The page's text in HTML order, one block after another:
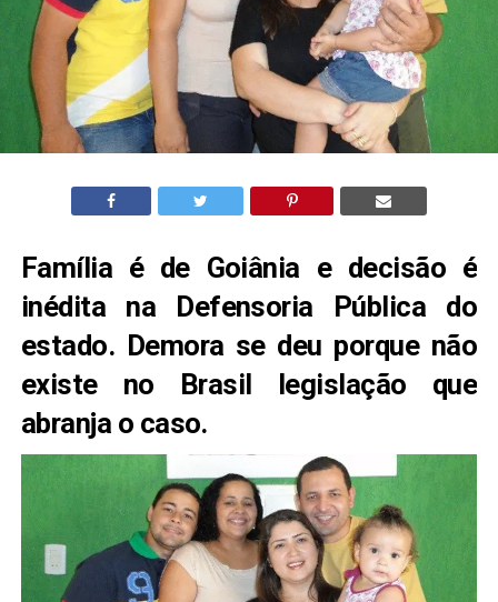
Família é de Goiânia e decisão é
inédita na Defensoria Pública do
estado. Demora se deu porque não
existe no Brasil legislação que
abranja o caso.